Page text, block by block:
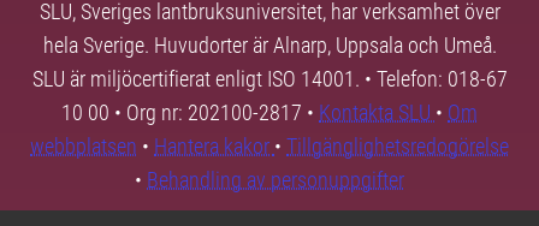
SLU, Sveriges lantbruksuniversitet, har verksamhet över
hela Sverige. Huvudorter är Alnarp, Uppsala och Umeå.
SLU är miljöcertifierat enligt ISO 14001. • Telefon: 018-67
10 00 • Org nr: 202100-2817 • Kontakta SLU • Om
webbplatsen • Hantera kakor • Tillgänglighetsredogörelse
• Behandling av personuppgifter